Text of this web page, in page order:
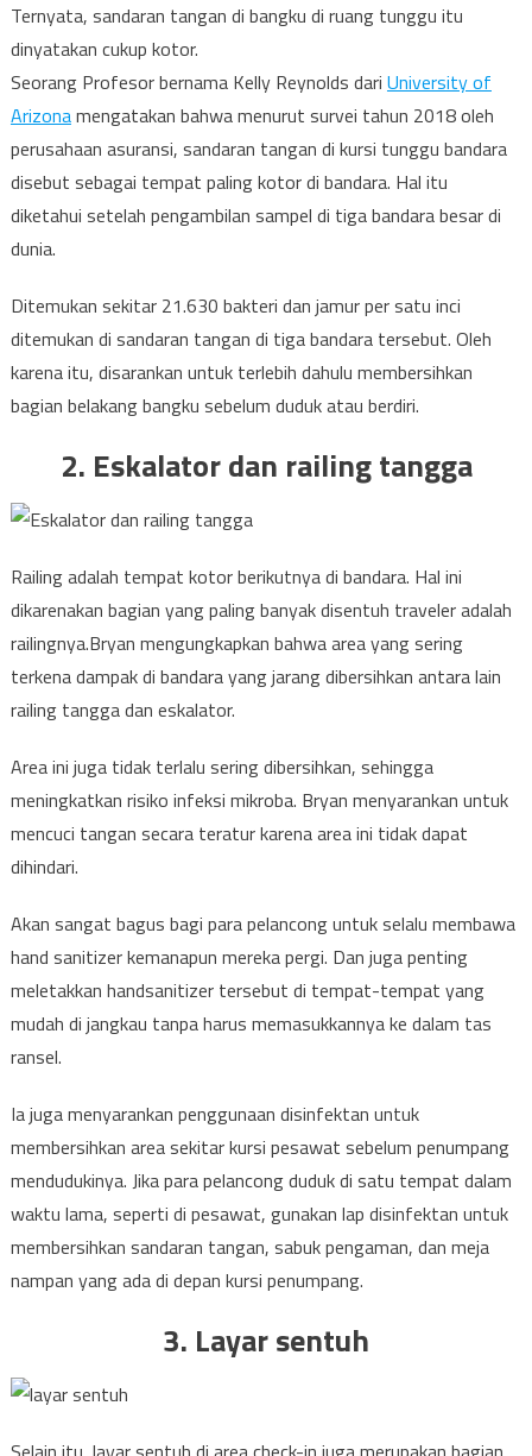
Ternyata, sandaran tangan di bangku di ruang tunggu itu
dinyatakan cukup kotor.
Seorang Profesor bernama Kelly Reynolds dari University of
Arizonamengatakan bahwa menurut survei tahun 2018 oleh
perusahaan asuransi, sandaran tangan di kursi tunggu bandara
disebut sebagai tempat paling kotor di bandara. Hal itu
diketahui setelah pengambilan sampel di tiga bandara besar di
dunia.
Ditemukan sekitar 21.630 bakteri dan jamur per satu inci
ditemukan di sandaran tangan di tiga bandara tersebut. Oleh
karena itu, disarankan untuk terlebih dahulu membersihkan
bagian belakang bangku sebelum duduk atau berdiri.
2. Eskalator dan railing tangga
Railing adalah tempat kotor berikutnya di bandara. Hal ini
dikarenakan bagian yang paling banyak disentuh traveler adalah
railingnya.Bryan mengungkapkan bahwa area yang sering
terkena dampak di bandara yang jarang dibersihkan antara lain
railing tangga dan eskalator.
Area ini juga tidak terlalu sering dibersihkan, sehingga
meningkatkan risiko infeksi mikroba. Bryan menyarankan untuk
mencuci tangan secara teratur karena area ini tidak dapat
dihindari.
Akan sangat bagus bagi para pelancong untuk selalu membawa
hand sanitizer kemanapun mereka pergi. Dan juga penting
meletakkan handsanitizer tersebut di tempat-tempat yang
mudah di jangkau tanpa harus memasukkannya ke dalam tas
ransel.
Ia juga menyarankan penggunaan disinfektan untuk
membersihkan area sekitar kursi pesawat sebelum penumpang
mendudukinya. Jika para pelancong duduk di satu tempat dalam
waktu lama, seperti di pesawat, gunakan lap disinfektan untuk
membersihkan sandaran tangan, sabuk pengaman, dan meja
nampan yang ada di depan kursi penumpang.
3. Layar sentuh